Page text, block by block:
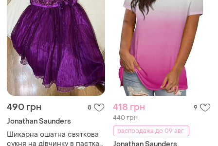
490 грн 8
Jonathan Saunders
Шикарна ошатна святкова
сукня на дівчинку в паєтках
418 грн 9
440 грн
распродажа до 09 авг.
Jonathan Saunders